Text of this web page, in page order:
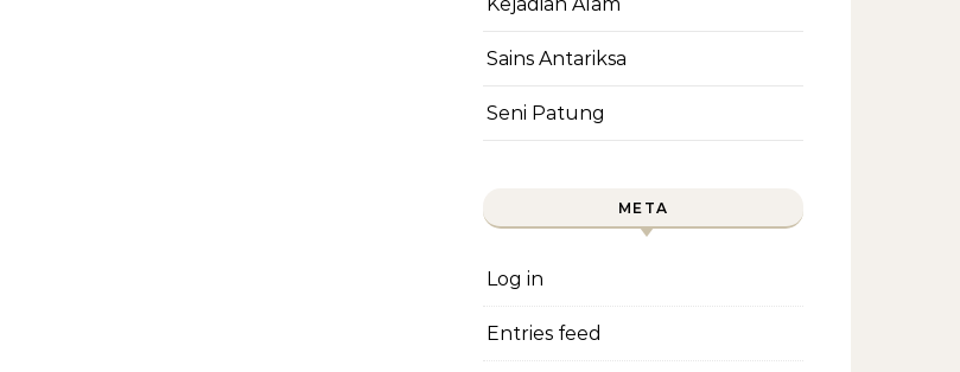
Sains Antariksa
Seni Patung
META
Log in
Entries feed